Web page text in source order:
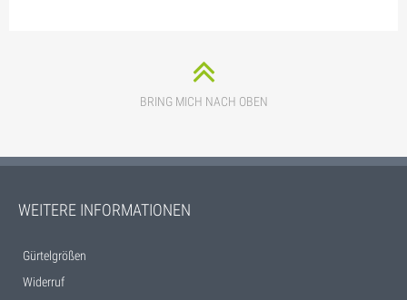
BRING MICH NACH OBEN
WEITERE INFORMATIONEN
Gürtelgrößen
Widerruf